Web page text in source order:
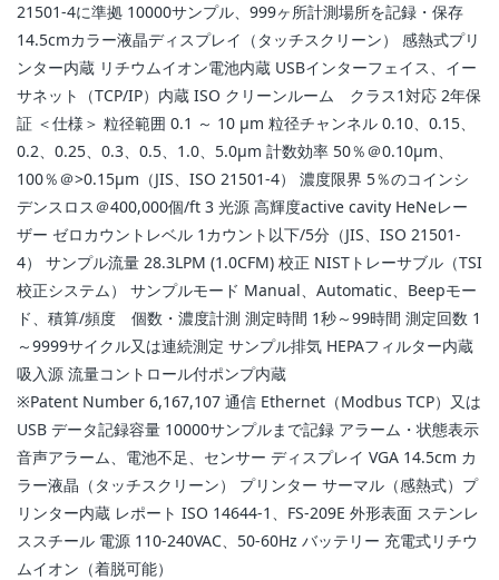
21501-4に準拠 10000サンプル、999ヶ所計測場所を記録・保存
14.5cmカラー液晶ディスプレイ（タッチスクリーン） 感熱式プリ
ンター内蔵 リチウムイオン電池内蔵 USBインターフェイス、イー
サネット（TCP/IP）内蔵 ISO クリーンルーム クラス1対応 2年保
証 ＜仕様＞ 粒径範囲 0.1 ～ 10 µm 粒径チャンネル 0.10、0.15、
0.2、0.25、0.3、0.5、1.0、5.0µm 計数効率 50％＠0.10µm、
100％＠>0.15µm（JIS、ISO 21501-4） 濃度限界 5％のコインシ
デンスロス＠400,000個/ft 3 光源 高輝度active cavity HeNeレー
ザー ゼロカウントレベル 1カウント以下/5分（JIS、ISO 21501-
4） サンプル流量 28.3LPM (1.0CFM) 校正 NISTトレーサブル（TSI
校正システム） サンプルモード Manual、Automatic、Beepモー
ド、積算/頻度 個数・濃度計測 測定時間 1秒～99時間 測定回数 1
～9999サイクル又は連続測定 サンプル排気 HEPAフィルター内蔵
吸入源 流量コントロール付ポンプ内蔵
※Patent Number 6,167,107 通信 Ethernet（Modbus TCP）又は
USB データ記録容量 10000サンプルまで記録 アラーム・状態表示
音声アラーム、電池不足、センサー ディスプレイ VGA 14.5cm カ
ラー液晶（タッチスクリーン） プリンター サーマル（感熱式）プ
リンター内蔵 レポート ISO 14644-1、FS-209E 外形表面 ステンレ
ススチール 電源 110-240VAC、50-60Hz バッテリー 充電式リチウ
ムイオン（着脱可能）